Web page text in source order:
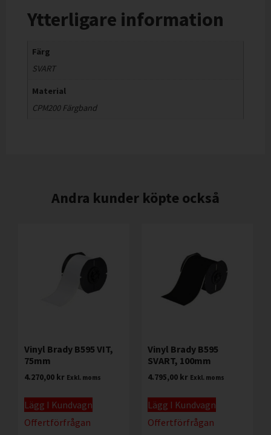
Ytterligare information
Färg
SVART
Material
CPM200 Färgband
Andra kunder köpte också
Vinyl Brady B595 VIT,
75mm
4.270,00 kr Exkl. moms
Lägg I Kundvagn
Offertförfrågan
Vinyl Brady B595
SVART, 100mm
4.795,00 kr Exkl. moms
Lägg I Kundvagn
Offertförfrågan